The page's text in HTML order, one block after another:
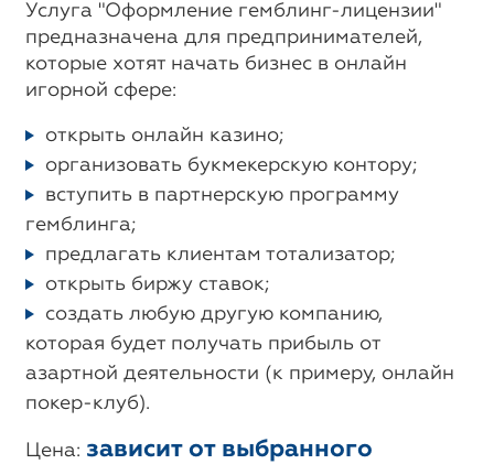
Услуга "Оформление гемблинг-лицензии"
предназначена для предпринимателей,
которые хотят начать бизнес в онлайн
игорной сфере:
открыть онлайн казино;
организовать букмекерскую контору;
вступить в партнерскую программу
гемблинга;
предлагать клиентам тотализатор;
открыть биржу ставок;
создать любую другую компанию,
которая будет получать прибыль от
азартной деятельности (к примеру, онлайн
покер-клуб).
Цена: зависит от выбранного